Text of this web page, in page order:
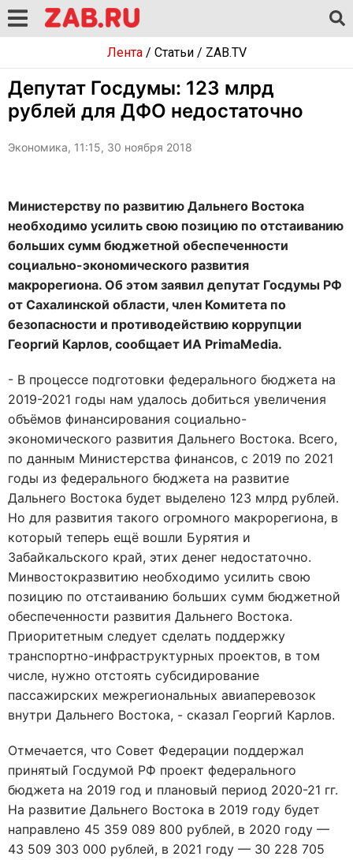
Лента/ Статьи/ ZAB.TV
Депутат Госдумы: 123 млрд
рублей для ДФО недостаточно
Экономика, 11:15, 30 ноября 2018
Министерству по развитию Дальнего Востока
необходимо усилить свою позицию по отстаиванию
больших сумм бюджетной обеспеченности
социально-экономического развития
макрорегиона. Об этом заявил депутат Госдумы РФ
от Сахалинской области, член Комитета по
безопасности и противодействию коррупции
Георгий Карлов, сообщает ИА PrimaMedia.
- В процессе подготовки федерального бюджета на
2019-2021 годы нам удалось добиться увеличения
объёмов финансирования социально-
экономического развития Дальнего Востока. Всего,
по данным Министерства финансов, с 2019 по 2021
годы из федерального бюджета на развитие
Дальнего Востока будет выделено 123 млрд рублей.
Но для развития такого огромного макрорегиона, в
который теперь ещё вошли Бурятия и
Забайкальского край, этих денег недостаточно.
Минвостокразвитию необходимо усилить свою
позицию по отстаиванию больших сумм бюджетной
обеспеченности развития Дальнего Востока.
Приоритетным следует сделать поддержку
транспортно-инфраструктурных проектов, в том
числе, нужно отстоять субсидирование
пассажирских межрегиональных авиаперевозок
внутри Дальнего Востока, - сказал Георгий Карлов.
Отмечается, что Совет Федерации поддержал
принятый Госдумой РФ проект федерального
бюджета на 2019 год и плановый период 2020-21 гг.
На развитие Дальнего Востока в 2019 году будет
направлено 45 359 089 800 рублей, в 2020 году —
43 509 303 000 рублей, в 2021 году — 30 228 705